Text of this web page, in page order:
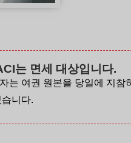
는 면세 대상입니다.
는 여권 원본을 당일에 지참
니다.